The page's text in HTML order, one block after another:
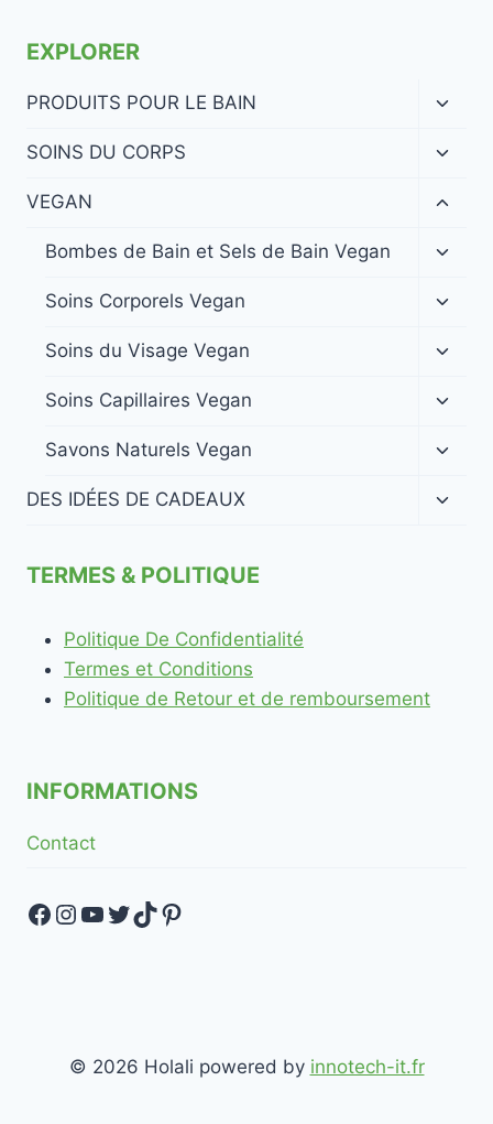
EXPLORER
PRODUITS POUR LE BAIN
menu
SOINS DU CORPS
menu
VEGAN
menu
Bombes de Bain et Sels de Bain Vegan
menu
Soins Corporels Vegan
menu
Soins du Visage Vegan
menu
Soins Capillaires Vegan
menu
Savons Naturels Vegan
menu
DES IDÉES DE CADEAUX
TERMES & POLITIQUE
Politique De Confidentialité
Termes et Conditions
Politique de Retour et de remboursement
INFORMATIONS
Contact
Facebook
Instagram
YouTube
Twitter
TikTok
Pinterest
© 2026 Holali powered by innotech-it.fr